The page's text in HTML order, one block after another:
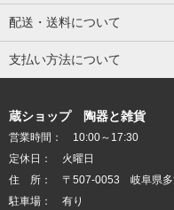
配送・送料について
支払い方法について
蔵ショップ 陶器と雑貨
営業時間： 10:00～17:30
定休日： 火曜日
住 所： 〒507-0053 岐阜県多
駐車場： 有り